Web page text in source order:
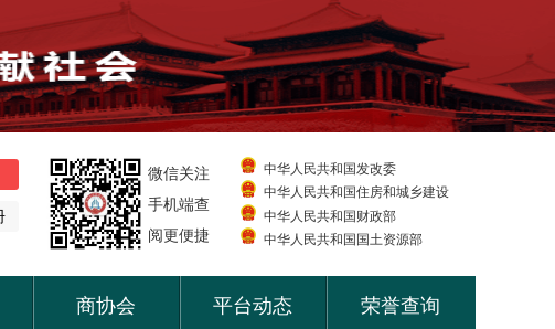
微信关注
手机端查
阅更便捷
中华人民共和国发改委
中华人民共和国住房和城乡建设
中华人民共和国财政部
中华人民共和国国土资源部
商协会 平台动态 荣誉查询